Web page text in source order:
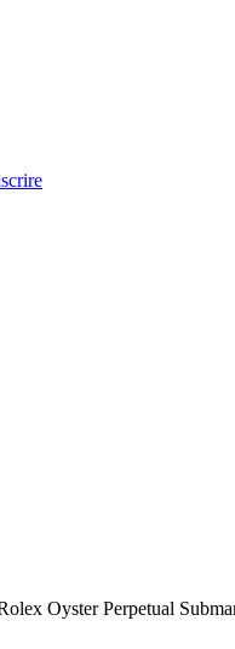
Oyster Perpetual